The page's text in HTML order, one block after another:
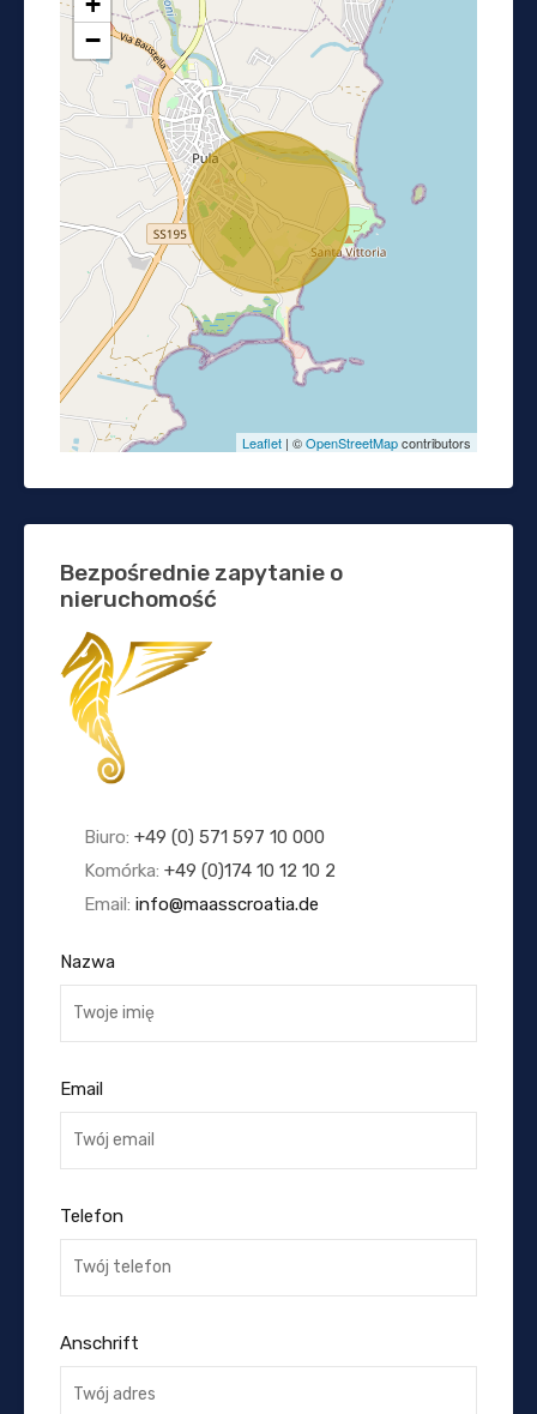
−
Leaflet | ©OpenStreetMapcontributors
Bezpośrednie zapytanie o
nieruchomość
Biuro: +49 (0) 571 597 10 000
Komórka: +49 (0)174 10 12 10 2
Email: info@maasscroatia.de
Nazwa
Email
Telefon
Anschrift